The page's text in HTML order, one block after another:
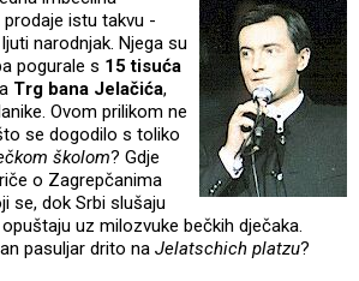
istu takvu -
narodnjak. Njega su
pogurale s 15 tisuća
Trg bana Jelačića,
Ovom prilikom ne
se dogodilo s toliko
školom? Gdje
o Zagrepčanima
se, dok Srbi slušaju
uz milozvuke bečkih dječaka.
pasuljar drito na Jelatschich platzu?